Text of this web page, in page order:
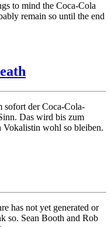
to mind the Coca-Cola
remain so until the end
sofort der Coca-Cola-
Das wird bis zum
Vokalistin wohl so bleiben.
has not yet generated or
so. Sean Booth and Rob